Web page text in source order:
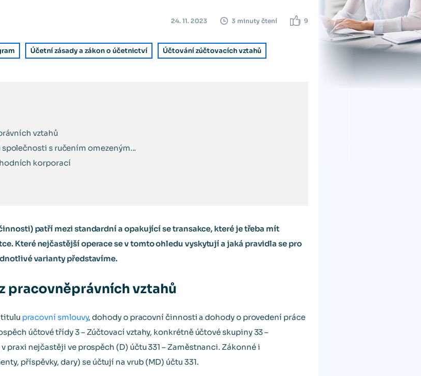
24. 11. 2023 3 minuty čtení 9
Účetní zásady a zákon o účetnictví Účtování zúčtovacích vztahů
vztahů
s ručením omezeným...
korporací
patří mezi standardní a opakující se transakce, které je třeba mít
Které nejčastější operace se v tomto ohledu vyskytují a jaká pravidla se pro
varianty představíme.
pracovněprávních vztahů
titulu pracovní smlouvy, dohody o pracovní činnosti a dohody o provedení práce
účtové třídy 3 – Zúčtovací vztahy, konkrétně účtové skupiny 33 –
praxi nejčastěji ve prospěch (D) účtu 331 – Zaměstnanci. Zákonné i
příspěvky, dary) se účtují na vrub (MD) účtu 331.